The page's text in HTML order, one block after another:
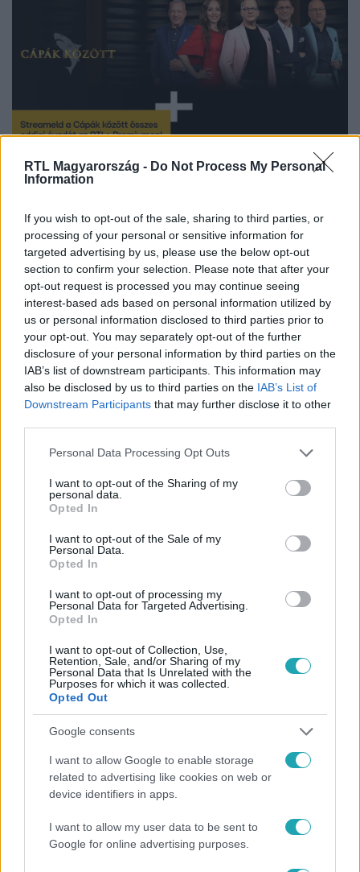
RTL Magyarország - Do Not Process My Personal
Information
If you wish to opt-out of the sale, sharing to third parties, or
processing of your personal or sensitive information for
targeted advertising by us, please use the below opt-out
section to confirm your selection. Please note that after your
opt-out request is processed you may continue seeing
interest-based ads based on personal information utilized by
us or personal information disclosed to third parties prior to
your opt-out. You may separately opt-out of the further
disclosure of your personal information by third parties on the
IAB’s list of downstream participants. This information may
also be disclosed by us to third parties on the IAB’s List of
Downstream Participants that may further disclose it to other
Please note that this website/app uses one or more Google
not limited to your visit or usage behaviour. You may click to
grant or deny consent to Google and its third-party tags to
use your data for below specified purposes in below Google
consent section.
Personal Data Processing Opt Outs
I want to opt-out of the Sharing of my
personal data.
Opted In
I want to opt-out of the Sale of my
Personal Data.
Opted In
I want to opt-out of processing my
Personal Data for Targeted Advertising.
Opted In
I want to opt-out of Collection, Use,
Retention, Sale, and/or Sharing of my
Personal Data that Is Unrelated with the
Purposes for which it was collected.
Opted Out
Google consents
I want to allow Google to enable storage
related to advertising like cookies on web or
device identifiers in apps.
I want to allow my user data to be sent to
Google for online advertising purposes.
legyen a Google-találatokban!
Kövess minket, és értesülj a friss hírekről a
Facebookon is!
CÁPÁK KÖZÖTT #VIDEÓ #ADÁSRÉSZLETEK
Népszerű